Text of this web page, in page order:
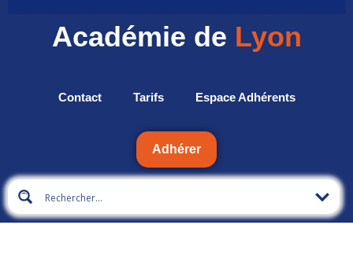
Académie de Lyon
Contact Tarifs Espace Adhérents
Adhérer